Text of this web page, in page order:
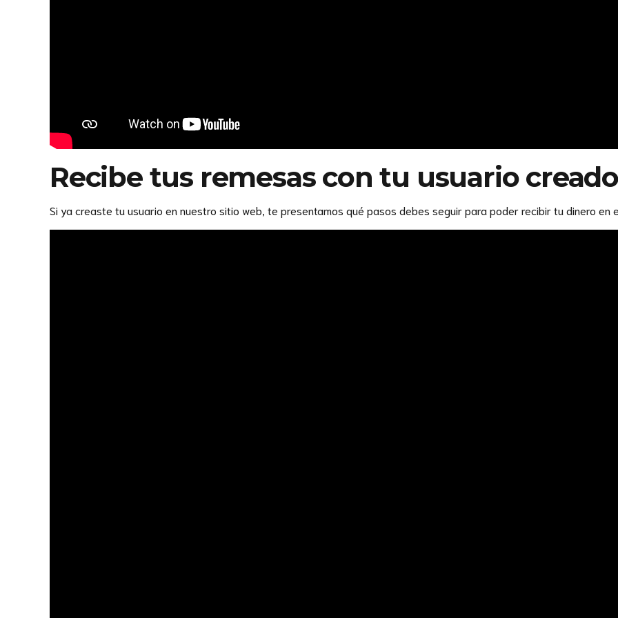
Recibe tus remesas con tu usuario creado
Si ya creaste tu usuario en nuestro sitio web, te presentamos qué pasos debes seguir para poder recibir tu dinero en